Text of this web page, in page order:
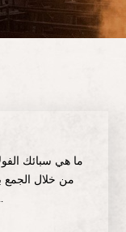
ما هي سبائك
من خلال الجمع
عناصر